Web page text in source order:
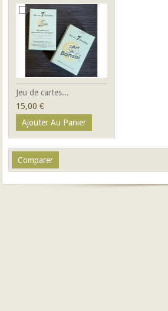
Jeu de cartes...
15,00 €
Ajouter Au Panier